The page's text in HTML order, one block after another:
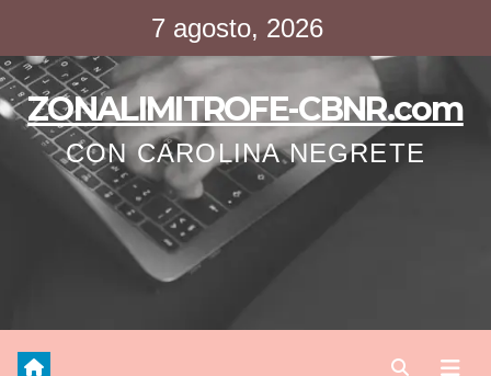
contenido
7 agosto, 2026
ZONALIMITROFE-CBNR.com
CON CAROLINA NEGRETE